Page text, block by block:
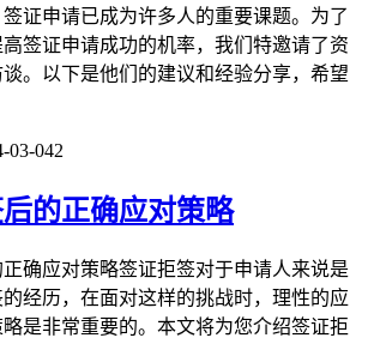
证申请已成为许多人的重要课题。为了
签证申请成功的机率，我们特邀请了资
。以下是他们的建议和经验分享，希望
03-042
的正确应对策略
确应对策略签证拒签对于申请人来说是
经历，在面对这样的挑战时，理性的应
是非常重要的。本文将为您介绍签证拒